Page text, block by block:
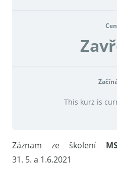
This kurz is
Záznam ze školení
31. 5. a 1.6.2021